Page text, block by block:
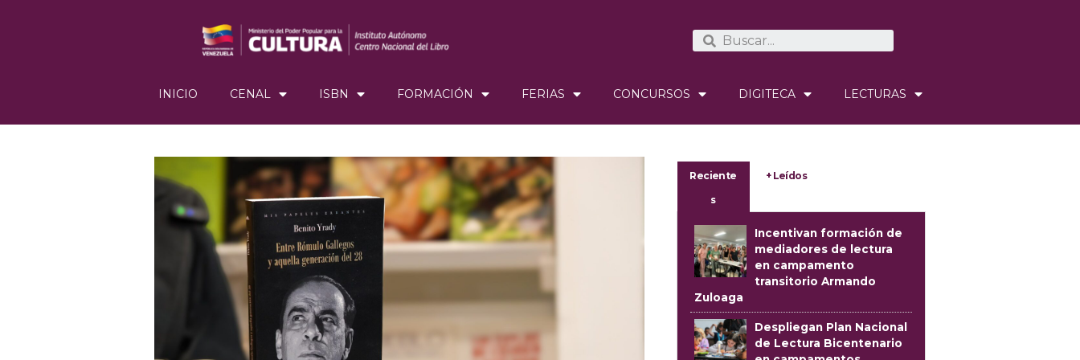
INICIO CENAL ISBN FORMACIÓN FERIAS CONCURSOS DIGITECA LECTURAS
Reciente
s
+ Leídos
Incentivan formación de
mediadores de lectura
en campamento
transitorio Armando
Zuloaga
Despliegan Plan Nacional
de Lectura Bicentenario